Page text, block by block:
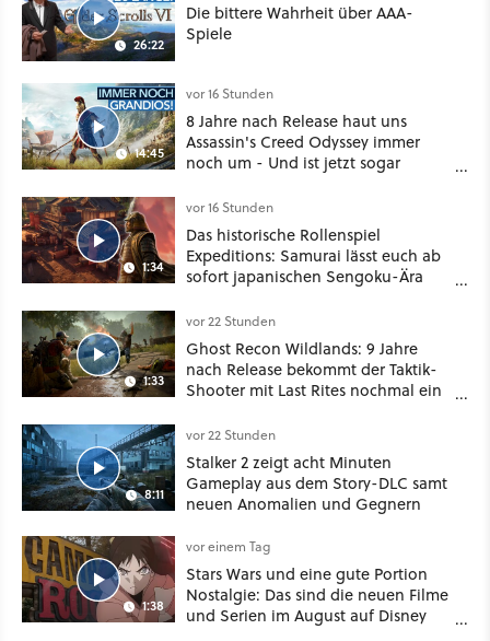
26:22
Die bittere Wahrheit über AAA-
Spiele
14:45
vor 16 Stunden
8 Jahre nach Release haut uns
Assassin's Creed Odyssey immer
noch um - Und ist jetzt sogar
1:34
vor 16 Stunden
Das historische Rollenspiel
Expeditions: Samurai lässt euch ab
sofort japanischen Sengoku-Ära
oder Diplomatie
1:33
vor 22 Stunden
Ghost Recon Wildlands: 9 Jahre
nach Release bekommt der Taktik-
Shooter mit Last Rites nochmal ein
8:11
vor 22 Stunden
Stalker 2 zeigt acht Minuten
Gameplay aus dem Story-DLC samt
neuen Anomalien und Gegnern
1:38
vor einem Tag
Stars Wars und eine gute Portion
Nostalgie: Das sind die neuen Filme
und Serien im August auf Disney